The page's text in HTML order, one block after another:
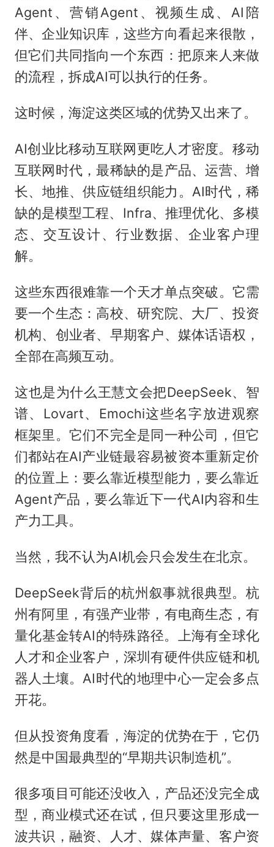
Agent、营销Agent、视频生成、AI陪
伴、企业知识库，这些方向看起来很散，
但它们共同指向一个东西：把原来人来做
的流程，拆成AI可以执行的任务。
这时候，海淀这类区域的优势又出来了。
AI创业比移动互联网更吃人才密度。移动
互联网时代，最稀缺的是产品、运营、增
长、地推、供应链组织能力。AI时代，稀
缺的是模型工程、Infra、推理优化、多模
态、交互设计、行业数据、企业客户理
解。
这些东西很难靠一个天才单点突破。它需
要一个生态：高校、研究院、大厂、投资
机构、创业者、早期客户、媒体话语权，
全部在高频互动。
这也是为什么王慧文会把DeepSeek、智
谱、Lovart、Emochi这些名字放进观察
框架里。它们不完全是同一种公司，但它
们都站在AI产业链最容易被资本重新定价
的位置上：要么靠近模型能力，要么靠近
Agent产品，要么靠近下一代AI内容和生
产力工具。
当然，我不认为AI机会只会发生在北京。
DeepSeek背后的杭州叙事就很典型。杭
州有阿里，有强产业带，有电商生态，有
量化基金转AI的特殊路径。上海有全球化
人才和企业客户，深圳有硬件供应链和机
器人土壤。AI时代的地理中心一定会多点
开花。
但从投资角度看，海淀的优势在于，它仍
然是中国最典型的“早期共识制造机”。
很多项目可能还没收入，产品还没完全成
型，商业模式还在试，但只要这里形成一
波共识，融资、人才、媒体声量、客户资